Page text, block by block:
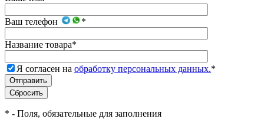
Ваш телефон *
Название товара*
Я согласен на обработку персональных данных.*
* - Поля, обязательные для заполнения